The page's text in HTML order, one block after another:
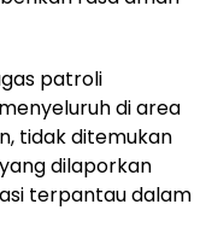
patroli
di area
tidak ditemukan
dilaporkan
terpantau dalam